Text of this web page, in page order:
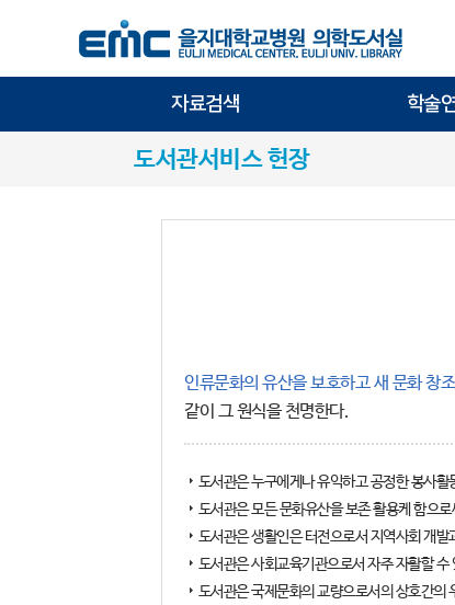
자료검색 학술
도서관서비스 헌장
인류문화의 유산을 보호하고 새 문화 창
같이 그 원식을 천명한다.
도서관은 누구에게나 유익하고 공정한 봉사
도서관은 모든 문화유산을 보존 활용케 함으
도서관은 생활인은 터전으로서 지역사회 개
도서관은 사회교육기관으로서 자주 자활할
도서관은 국제문화의 교량으로서의 상호간의